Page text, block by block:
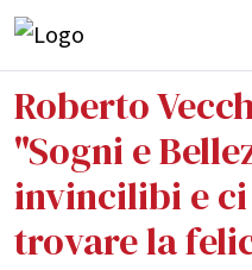
Roberto
"Sogni e
invincilibi e
trovare la